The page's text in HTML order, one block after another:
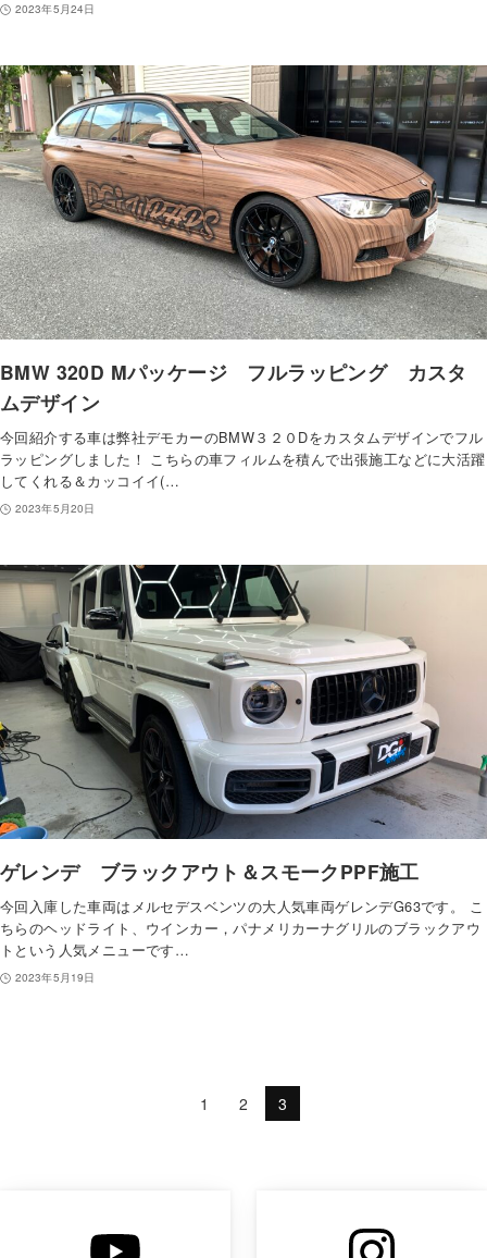
2023年5月24日
BMW 320D Mパッケージ フルラッピング カスタ
ムデザイン
今回紹介する車は弊社デモカーのBMW３２０Dをカスタムデザインでフル
ラッピングしました！ こちらの車フィルムを積んで出張施工などに大活躍
してくれる＆カッコイイ(…
2023年5月20日
ゲレンデ ブラックアウト＆スモークPPF施工
今回入庫した車両はメルセデスベンツの大人気車両ゲレンデG63です。 こ
ちらのヘッドライト、ウインカー，パナメリカーナグリルのブラックアウ
トという人気メニューです…
2023年5月19日
1 2 3